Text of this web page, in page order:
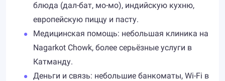
блюда (дал-бат, мо-мо), индийскую кухню,
европейскую пиццу и пасту.
Медицинская помощь: небольшая клиника на
Nagarkot Chowk, более серьёзные услуги в
Катманду.
Деньги и связь: небольшие банкоматы, Wi-Fi в